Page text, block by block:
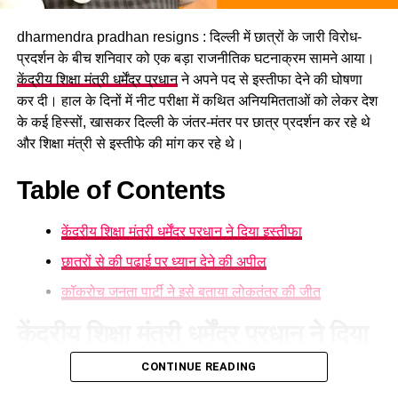
भागीदारी के साथ उन्होंने लोगों से जुड़कर विभिन्न सामाजिक मुद्दों पर काम
किया, जिसने आगे चलकर उनके राजनीतिक सफर की मजबूत नींव रखी।
ऐसे हुई थीराजनीतिक जीवन की शुरुआत
कर्नाटक में ‘कश्मीर बचाओ आंदोलन’ जैसे अभियानों में उनकी महत्वपूर्ण
भूमिका रही। वर्ष 1998 में उन्हें भाजपा के धारवाड़ जिला अध्यक्ष की
dharmendra pradhan resigns : दिल्ली में छात्रों के जारी विरोध-
प्रदर्शन के बीच शनिवार को एक बड़ा राजनीतिक घटनाक्रम सामने आया।
केंद्रीय शिक्षा मंत्री धर्मेंद्र प्रधानने अपने पद से इस्तीफा देने की घोषणा
कर दी। हाल के दिनों में नीट परीक्षा में कथित अनियमितताओं को लेकर देश
के कई हिस्सों, खासकर दिल्ली के जंतर-मंतर पर छात्र प्रदर्शन कर रहे थे
और शिक्षा मंत्री से इस्तीफे की मांग कर रहे थे।
Table of Contents
केंद्रीय शिक्षा मंत्री धर्मेंद्र प्रधान ने दिया इस्तीफा
छात्रों से की पढ़ाई पर ध्यान देने की अपील
कॉकरोच जनता पार्टी ने इसे बताया लोकतंत्र की जीत
CONTINUE READING